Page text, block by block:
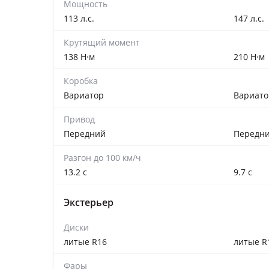
113 л.с.
138 Н·м
Вариатор
Передний
13.2 с
147 л.с.
210 Н·м
9.7 с
Мощность
Крутящий момент
Коробка
Привод
Разгон до 100 км/ч
Экстерьер
литые R16 литые
Диски
Фары